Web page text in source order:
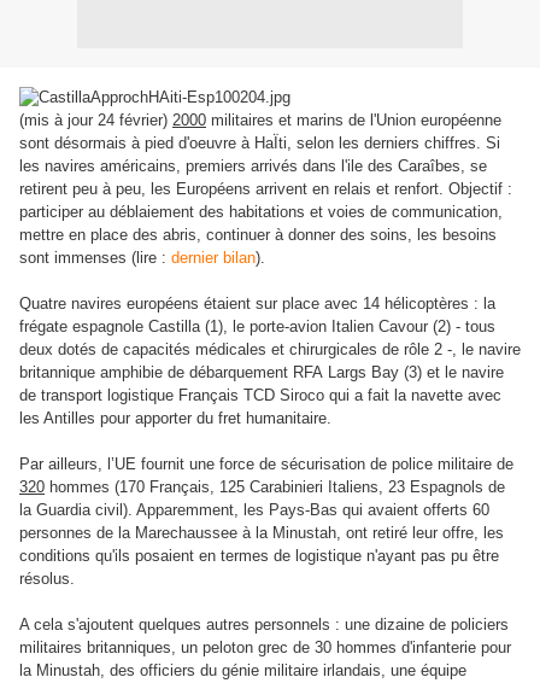
(mis à jour 24 février) 2000 militaires et marins de l'Union européenne
sont désormais à pied d'oeuvre à HaÏti, selon les derniers chiffres. Si
les navires américains, premiers arrivés dans l'ile des Caraîbes, se
retirent peu à peu, les Européens arrivent en relais et renfort. Objectif :
participer au déblaiement des habitations et voies de communication,
mettre en place des abris, continuer à donner des soins, les besoins
sont immenses (lire : dernier bilan).
Quatre navires européens étaient sur place avec 14 hélicoptères : la
frégate espagnole Castilla (1), le porte-avion Italien Cavour (2) - tous
deux dotés de capacités médicales et chirurgicales de rôle 2 -, le navire
britannique amphibie de débarquement RFA Largs Bay (3) et le navire
de transport logistique Français TCD Siroco qui a fait la navette avec
les Antilles pour apporter du fret humanitaire.
Par ailleurs, l’UE fournit une force de sécurisation de police militaire de
320 hommes (170 Français, 125 Carabinieri Italiens, 23 Espagnols de
la Guardia civil ). Apparemment, les Pays-Bas qui avaient offerts 60
personnes de la Marechaussee à la Minustah, ont retiré leur offre, les
conditions qu'ils posaient en termes de logistique n'ayant pas pu être
résolus.
A cela s'ajoutent quelques autres personnels : une dizaine de policiers
militaires britanniques, un peloton grec de 30 hommes d'infanterie pour
la Minustah, des officiers du génie militaire irlandais, une équipe